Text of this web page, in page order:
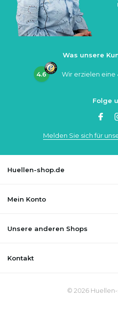
Was unsere
4.6 Wir erzielen eine
Folge
Melden Sie sich für
Huellen-shop.de
Mein Konto
Unsere anderen Shops
Kontakt
© 2026